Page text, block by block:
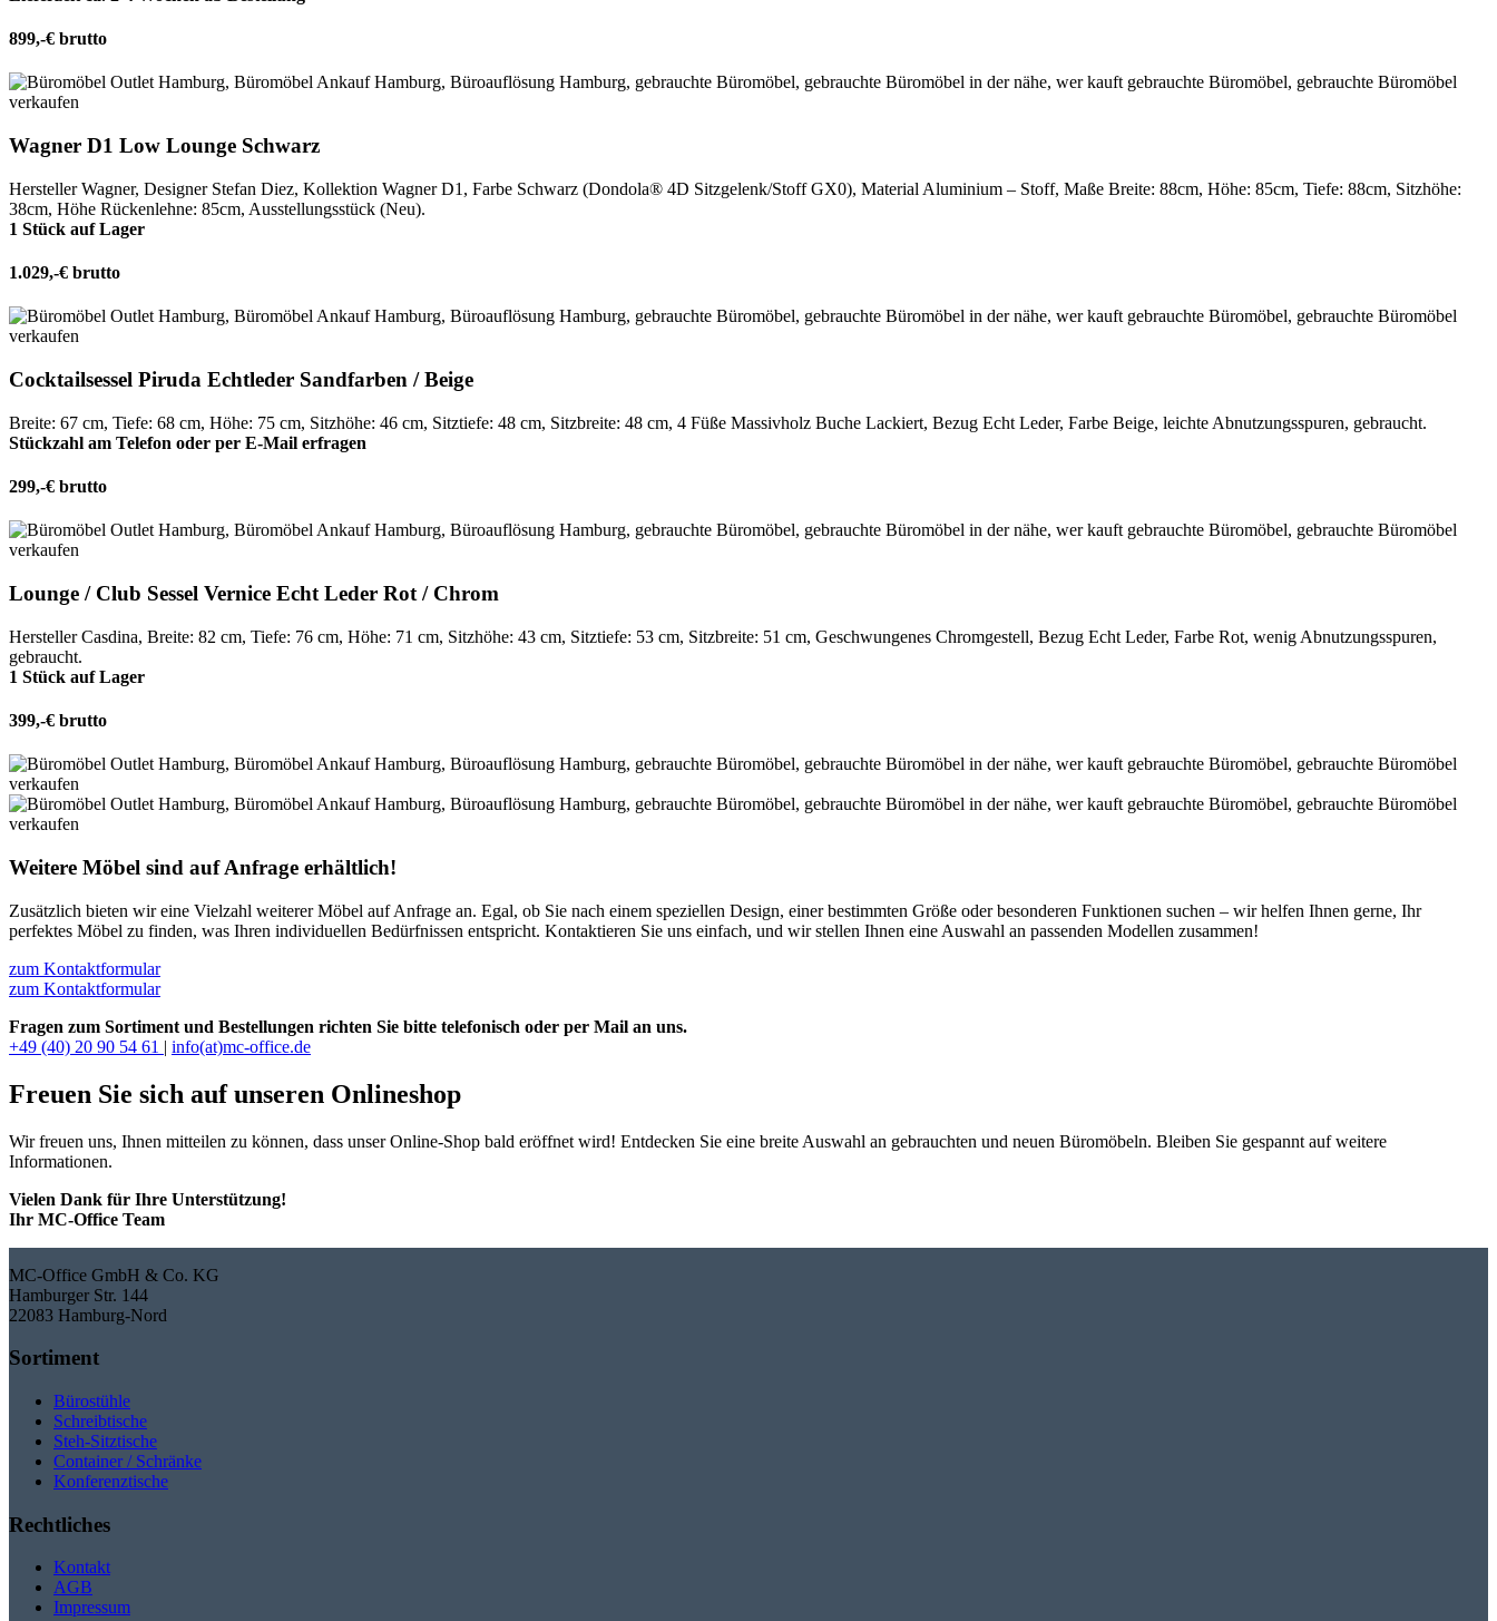
899,-€ brutto
Wagner D1 Low Lounge Schwarz
Hersteller Wagner, Designer Stefan Diez, Kollektion Wagner D1, Farbe Schwarz (Dondola® 4D Sitzgelenk/Stoff GX0), Material Aluminium – Stoff, Maße Breite: 88cm, Höhe: 85cm, Tiefe: 88cm, Sitzhöhe:
38cm, Höhe Rückenlehne: 85cm, Ausstellungsstück (Neu).
1 Stück auf Lager
1.029,-€ brutto
Cocktailsessel Piruda Echtleder Sandfarben / Beige
Breite: 67 cm, Tiefe: 68 cm, Höhe: 75 cm, Sitzhöhe: 46 cm, Sitztiefe: 48 cm, Sitzbreite: 48 cm, 4 Füße Massivholz Buche Lackiert, Bezug Echt Leder, Farbe Beige, leichte Abnutzungsspuren, gebraucht.
Stückzahl am Telefon oder per E-Mail erfragen
299,-€ brutto
Lounge / Club Sessel Vernice Echt Leder Rot / Chrom
Hersteller Casdina, Breite: 82 cm, Tiefe: 76 cm, Höhe: 71 cm, Sitzhöhe: 43 cm, Sitztiefe: 53 cm, Sitzbreite: 51 cm, Geschwungenes Chromgestell, Bezug Echt Leder, Farbe Rot, wenig Abnutzungsspuren,
gebraucht.
1 Stück auf Lager
399,-€ brutto
Weitere Möbel sind auf Anfrage erhältlich!
Zusätzlich bieten wir eine Vielzahl weiterer Möbel auf Anfrage an. Egal, ob Sie nach einem speziellen Design, einer bestimmten Größe oder besonderen Funktionen suchen – wir helfen Ihnen gerne, Ihr
perfektes Möbel zu finden, was Ihren individuellen Bedürfnissen entspricht. Kontaktieren Sie uns einfach, und wir stellen Ihnen eine Auswahl an passenden Modellen zusammen!
zum Kontaktformular
zum Kontaktformular
Fragen zum Sortiment und Bestellungen richten Sie bitte telefonisch oder per Mail an uns.
+49 (40) 20 90 54 61 | info(at)mc-office.de
Freuen Sie sich auf unseren Onlineshop
Wir freuen uns, Ihnen mitteilen zu können, dass unser Online-Shop bald eröffnet wird! Entdecken Sie eine breite Auswahl an gebrauchten und neuen Büromöbeln. Bleiben Sie gespannt auf weitere
Informationen.
Vielen Dank für Ihre Unterstützung!
Ihr MC-Office Team
MC-Office GmbH & Co. KG
Hamburger Str. 144
22083 Hamburg-Nord
Sortiment
Bürostühle
Schreibtische
Steh-Sitztische
Container / Schränke
Konferenztische
Rechtliches
Kontakt
AGB
Impressum